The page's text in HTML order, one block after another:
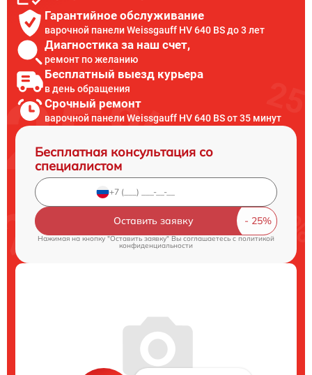
Гарантийное обслуживание
варочной панели Weissgauff HV 640 BS до 3 лет
Диагностика за наш счет,
ремонт по желанию
Бесплатный выезд курьера
в день обращения
Срочный ремонт
варочной панели Weissgauff HV 640 BS от 35 минут
Бесплатная консультация со
специалистом
Оставить заявку
Нажимая на кнопку "Оставить заявку" Вы соглашаетесь cполитикой
конфиденциальности